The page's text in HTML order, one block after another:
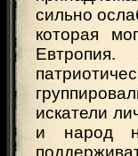
сильно
которая
искатели
и народ